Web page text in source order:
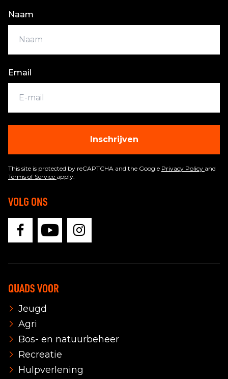
Naam
Email
Inschrijven
This site is protected by reCAPTCHA and the Google Privacy Policy and
Terms of Service apply.
VOLG ONS
QUADS VOOR
Jeugd
Agri
Bos- en natuurbeheer
Recreatie
Hulpverlening